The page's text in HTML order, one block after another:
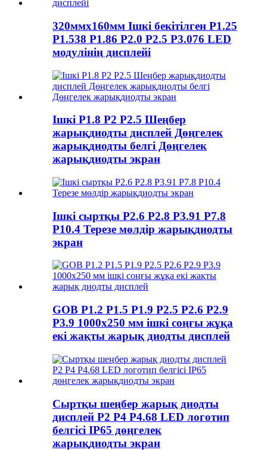
320ммx160мм Ішкі бекітілген P1.25
P1.538 P1.86 P2.0 P2.5 P3.076 LED
модулінің дисплейі
Ішкі P1.8 P2 P2.5 Шеңбер
жарықдиодты дисплей Дөңгелек
жарықдиодты белгі Дөңгелек
жарықдиодты экран
Ішкі сыртқы P2.6 P2.8 P3.91 P7.8
P10.4 Терезе мөлдір жарықдиодты
экран
GOB P1.2 P1.5 P1.9 P2.5 P2.6 P2.9
P3.9 1000x250 мм ішкі соңғы жұқа
екі жақты жарық диодты дисплей
Сыртқы шеңбер жарық диодты
дисплей P2 P4 P4.68 LED логотип
белгісі IP65 дөңгелек
жарықдиодты экран